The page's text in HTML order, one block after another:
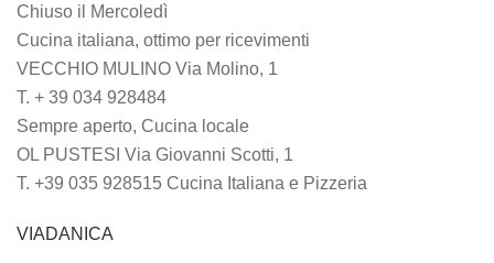
Chiuso il Mercoledì
Cucina italiana, ottimo per ricevimenti
VECCHIO MULINO Via Molino, 1
T. + 39 034 928484
Sempre aperto, Cucina locale
OL PUSTESI Via Giovanni Scotti, 1
T. +39 035 928515 Cucina Italiana e Pizzeria
VIADANICA